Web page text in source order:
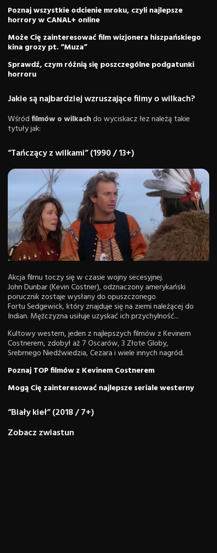
Poznaj wszystkie odcienie mroku, czyli najlepsze
horrory w CANAL+ online
Może Cię zainteresować film wizjonera hiszpańskiego
kina grozy pt. “Muza”
Sprawdź, czym różnią się poszczególne podgatunki
horroru
Jakie są najbardziej wzruszające filmy o wilkach?
Wśródfilmów o wilkachdo wyciskacz łez należą takie
tytuły jak:
“Tańczący z wilkami” (1990 / 13+)
Akcja filmu toczy się w czasie wojny secesyjnej.
John Dunbar (Kevin Costner), odznaczony amerykański
porucznik zostaje wysłany do opuszczonego
Fortu Sedgewick, który znajduje się na ziemi należącej do
Indian. Mężczyzna usiłuje uzyskać ich przychylność...
Kultowy western, jeden z najlepszych filmów z Kevinem
Costnerem, zdobył aż 7 Oscarów, 3 Złote Globy,
Srebrnego Niedźwiedzia, Cezara i wiele innych nagród.
Poznaj TOP filmów z Kevinem Costnerem
Mogą Cię zainteresować najlepsze seriale westerny
“Biały kieł” (2018 / 7+)
Zobacz zwiastun